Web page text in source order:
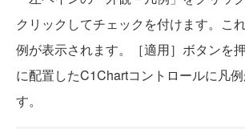
クリックしてチェックを付けます。こ
例が表示されます。［適用］ボタンを
に配置したC1Chartコントロールに凡
す。